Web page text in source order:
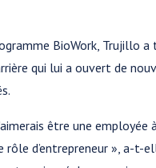
BioWork, Trujillo a
qui lui a ouvert de
être une employée
d’entrepreneur », a-t-